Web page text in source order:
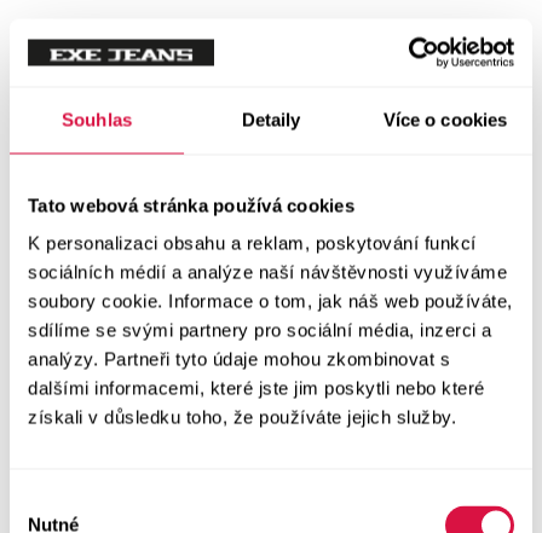
Souhlas Detaily Více o cookies
Tato webová stránka používá cookies
K personalizaci obsahu a reklam, poskytování funkcí
sociálních médií a analýze naší návštěvnosti využíváme
soubory cookie. Informace o tom, jak náš web používáte,
sdílíme se svými partnery pro sociální média, inzerci a
analýzy. Partneři tyto údaje mohou zkombinovat s
dalšími informacemi, které jste jim poskytli nebo které
získali v důsledku toho, že používáte jejich služby.
Nutné